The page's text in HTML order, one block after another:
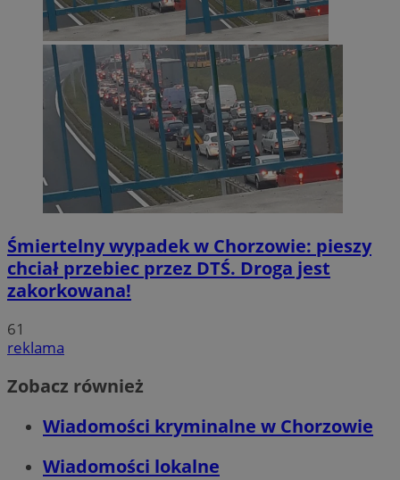
Śmiertelny wypadek w Chorzowie: pieszy
chciał przebiec przez DTŚ. Droga jest
zakorkowana!
61
reklama
Zobacz również
Wiadomości kryminalne w Chorzowie
Wiadomości lokalne